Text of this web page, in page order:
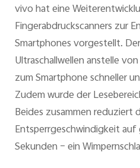
vivo hat eine
Fingerabdruckscanners zur
Smartphones vorgestellt.
Ultraschallwellen anstelle
zum Smartphone schneller
Zudem wurde der
Beides zusammen reduziert
Entsperrgeschwindigkeit auf
Sekunden – ein